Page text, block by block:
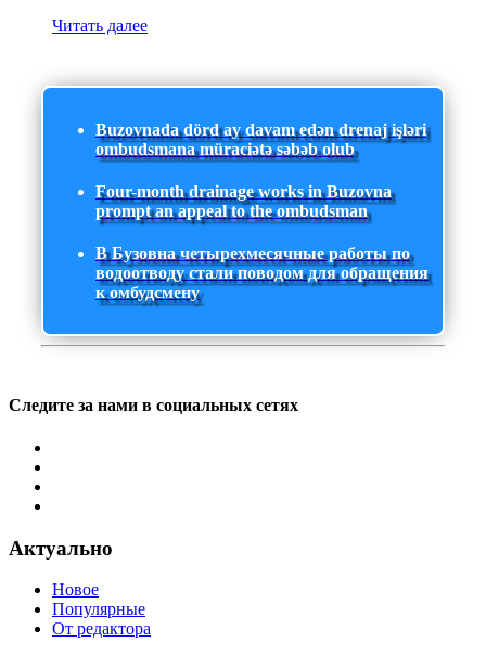
Читать далее
Buzovnada dörd ay davam edən drenaj işləri
ombudsmana müraciətə səbəb olub
Four-month drainage works in Buzovna
prompt an appeal to the ombudsman
В Бузовна четырехмесячные работы по
водоотводу стали поводом для обращения
к омбудсмену
Следите за нами в социальных сетях
Актуально
Новое
Популярные
От редактора